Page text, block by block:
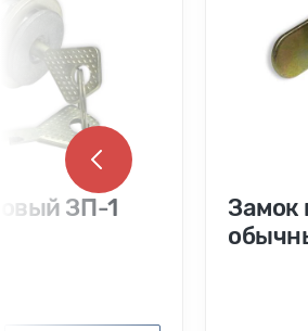
ЗП-1
Замок